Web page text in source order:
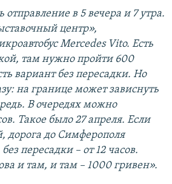
в 5 вечера и 7 утра.
центр»,
Mercedes Vito. Есть
там нужно пройти 600
вариант без пересадки. Но
на границе может зависнуть
В очередях можно
Такое было 27 апреля. Если
дорога до Симферополя
пересадки – от 12 часов.
и там, и там – 1000 гривен».